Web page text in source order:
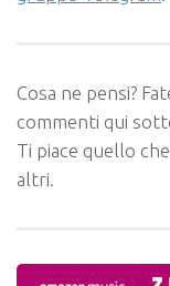
Cosa ne pensi?
commenti qui
Ti piace quello
altri.